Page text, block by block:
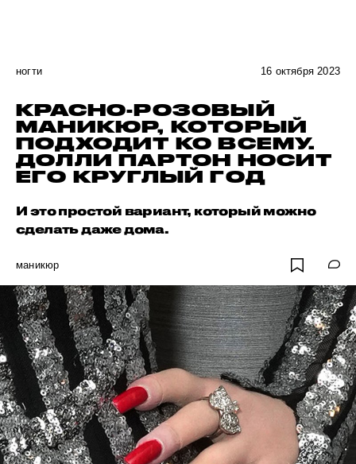
ногти 16 октября 2023
КРАСНО-РОЗОВЫЙ
МАНИКЮР, КОТОРЫЙ
ПОДХОДИТ КО ВСЕМУ.
ДОЛЛИ ПАРТОН НОСИТ
ЕГО КРУГЛЫЙ ГОД
И это простой вариант, который можно
сделать даже дома.
маникюр